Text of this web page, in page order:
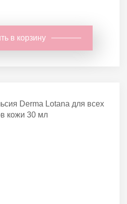
в корзину
Derma Lotana для всех
кожи 30 мл